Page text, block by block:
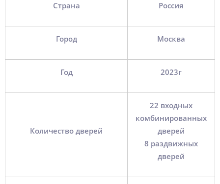
Страна Россия
Город Москва
Год 2023г
Количество дверей
22 входных
комбинированных
дверей
8 раздвижных
дверей